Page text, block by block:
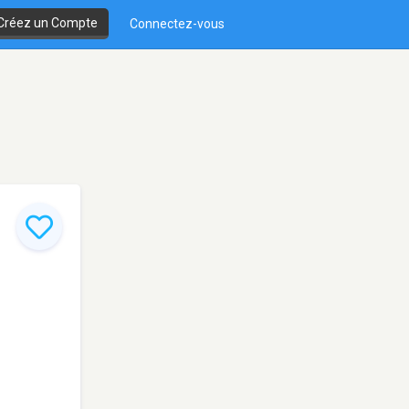
un Compte Connectez-vous